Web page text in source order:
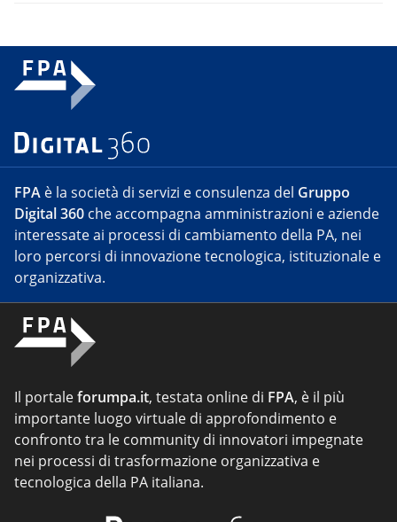
FPA è la società di servizi e consulenza del Gruppo
Digital 360 che accompagna amministrazioni e aziende
interessate ai processi di cambiamento della PA, nei
loro percorsi di innovazione tecnologica, istituzionale e
organizzativa.
Il portaleforumpa.it, testata online di FPA, è il più
importante luogo virtuale di approfondimento e
confronto tra le community di innovatori impegnate
nei processi di trasformazione organizzativa e
tecnologica della PA italiana.